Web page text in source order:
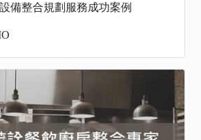
備整合規劃服務成功案例